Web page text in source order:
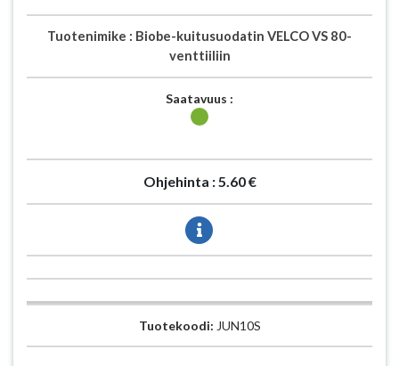
Tuotenimike : Biobe-kuitusuodatin VELCO VS 80-
venttiiliin
Saatavuus :
Ohjehinta :5.60 €
Tuotekoodi: JUN10S